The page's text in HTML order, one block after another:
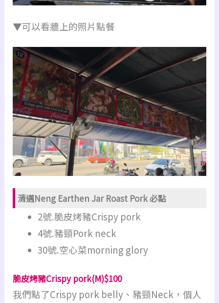
▼可以看牆上的照片點餐
清邁Neng Earthen Jar Roast Pork 必點
2號.脆皮烤豬Crispy pork
4號.豬頸Pork neck
30號.空心菜morning glory
脆皮烤豬Crispy pork(M)$100
我們點了Crispy pork belly、豬頸Neck，個人